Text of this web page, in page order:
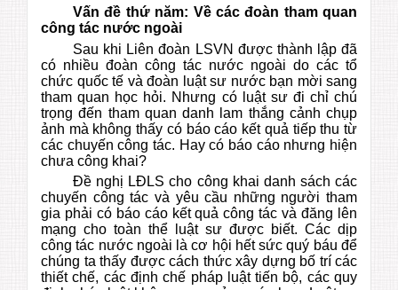
Vấn đề thứ năm: Về các đoàn tham quan
công tác nước ngoài
Sau khi Liên đoàn LSVN được thành lập đã
có nhiều đoàn công tác nước ngoài do các tổ
chức quốc tế và đoàn luật sư nước bạn mời sang
tham quan học hỏi. Nhưng có luật sư đi chỉ chú
trọng đến tham quan danh lam thắng cảnh chụp
ảnh mà không thấy có báo cáo kết quả tiếp thu từ
các chuyến công tác. Hay có báo cáo nhưng hiện
chưa công khai?
Đề nghị LĐLS cho công khai danh sách các
chuyến công tác và yêu cầu những người tham
gia phải có báo cáo kết quả công tác và đăng lên
mạng cho toàn thể luật sư được biết. Các dịp
công tác nước ngoài là cơ hội hết sức quý báu để
chúng ta thấy được cách thức xây dựng bố trí các
thiết chế, các định chế pháp luật tiến bộ, các quy